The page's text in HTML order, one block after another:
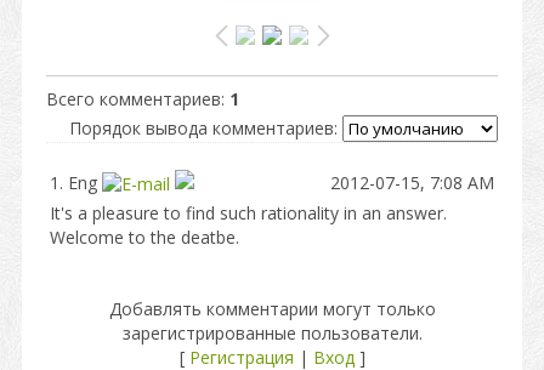
Всего комментариев: 1
Порядок вывода комментариев:
1. Eng
2012-07-15, 7:08 AM
It's a pleasure to find such rationality in an answer.
Welcome to the deatbe.
Добавлять комментарии могут только
зарегистрированные пользователи.
[ Регистрация | Вход]